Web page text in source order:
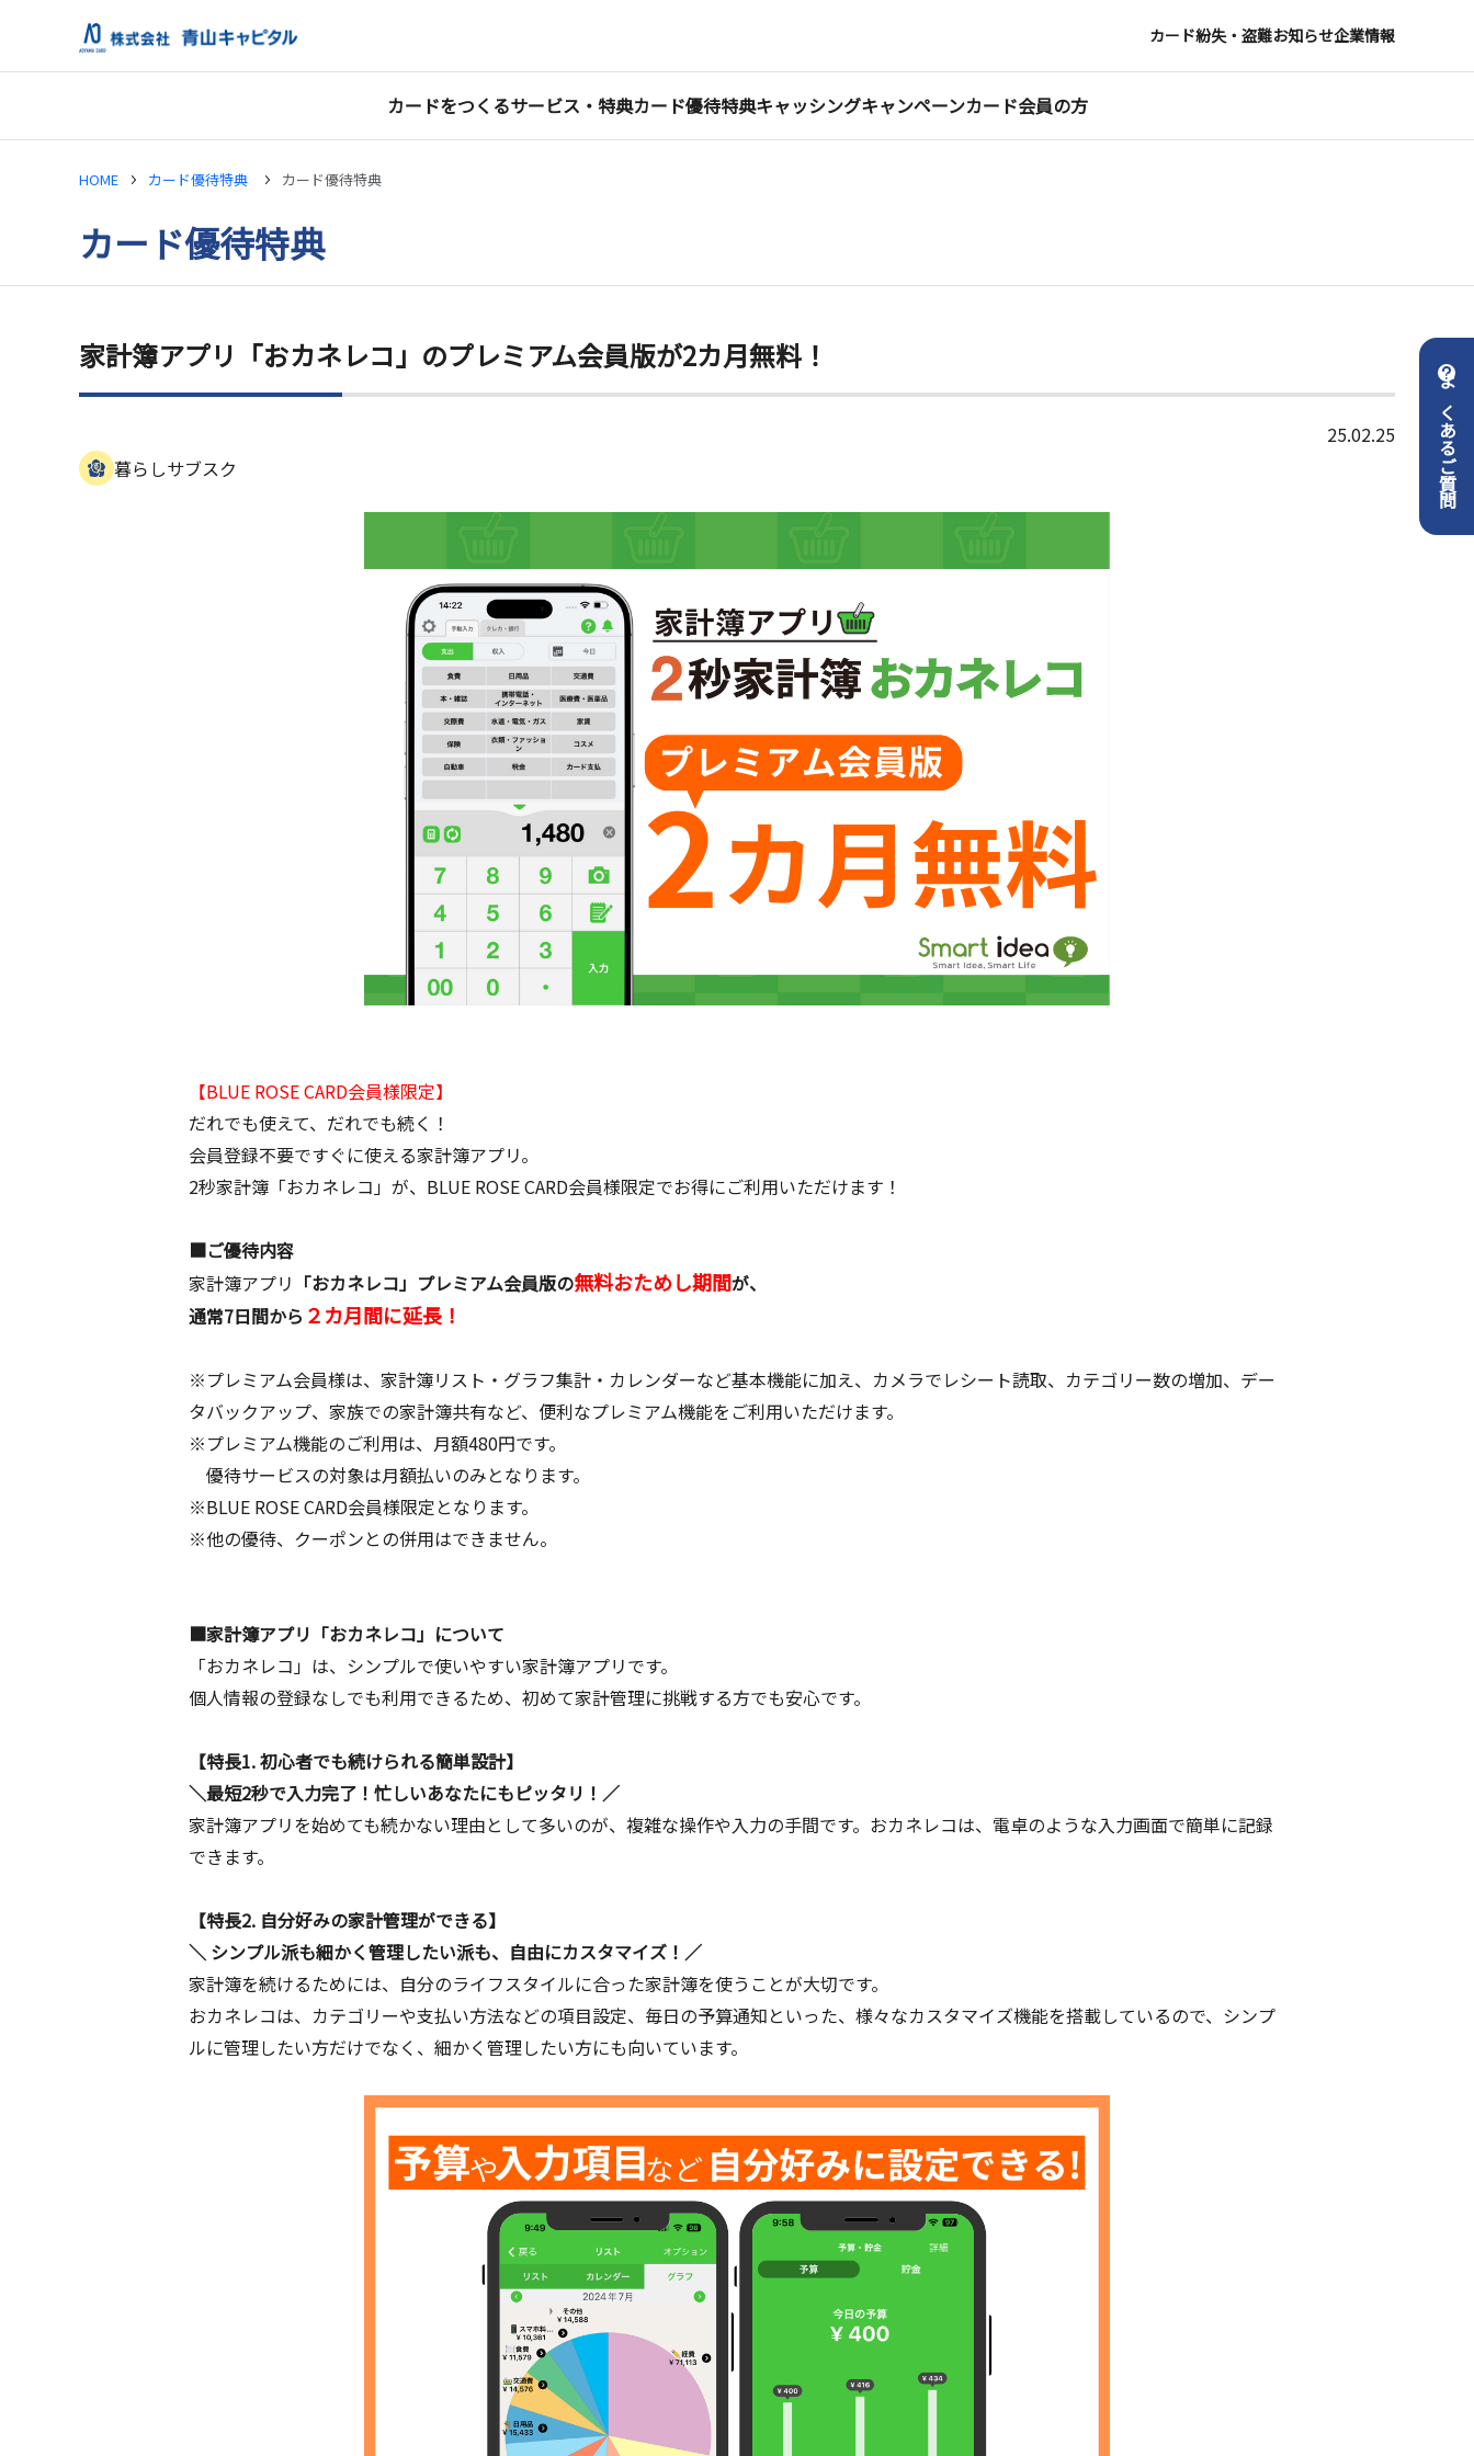
カード紛失・盗難お知らせ企業情報
カードをつくるサービス・特典カード優待特典キャッシングキャンペーンカード会員の方
よくあるご質問
HOME カード優待特典 カード優待特典
カード優待特典
家計簿アプリ「おカネレコ」のプレミアム会員版が2カ月無料！
25.02.25
暮らしサブスク
【BLUE ROSE CARD会員様限定】
だれでも使えて、だれでも続く！
会員登録不要ですぐに使える家計簿アプリ。
2秒家計簿「おカネレコ」が、BLUE ROSE CARD会員様限定でお得にご利用いただけます！
■ご優待内容
家計簿アプリ 「おカネレコ」プレミアム会員版の無料おためし期間が、
通常7日間から ２カ月間に延長！
※プレミアム会員様は、家計簿リスト・グラフ集計・カレンダーなど基本機能に加え、カメラでレシート読取、カテゴリー数の増加、デー
タバックアップ、家族での家計簿共有など、便利なプレミアム機能をご利用いただけます。
※プレミアム機能のご利用は、月額480円です。
優待サービスの対象は月額払いのみとなります。
※BLUE ROSE CARD会員様限定となります。
※他の優待、クーポンとの併用はできません。
■家計簿アプリ「おカネレコ」について
「おカネレコ」は、シンプルで使いやすい家計簿アプリです。
個人情報の登録なしでも利用できるため、初めて家計管理に挑戦する方でも安心です。
【特長1. 初心者でも続けられる簡単設計】
＼最短2秒で入力完了！忙しいあなたにもピッタリ！／
家計簿アプリを始めても続かない理由として多いのが、複雑な操作や入力の手間です。おカネレコは、電卓のような入力画面で簡単に記録
できます。
【特長2. 自分好みの家計管理ができる】
＼ シンプル派も細かく管理したい派も、自由にカスタマイズ！／
家計簿を続けるためには、自分のライフスタイルに合った家計簿を使うことが大切です。
おカネレコは、カテゴリーや支払い方法などの項目設定、毎日の予算通知といった、様々なカスタマイズ機能を搭載しているので、シンプ
ルに管理したい方だけでなく、細かく管理したい方にも向いています。